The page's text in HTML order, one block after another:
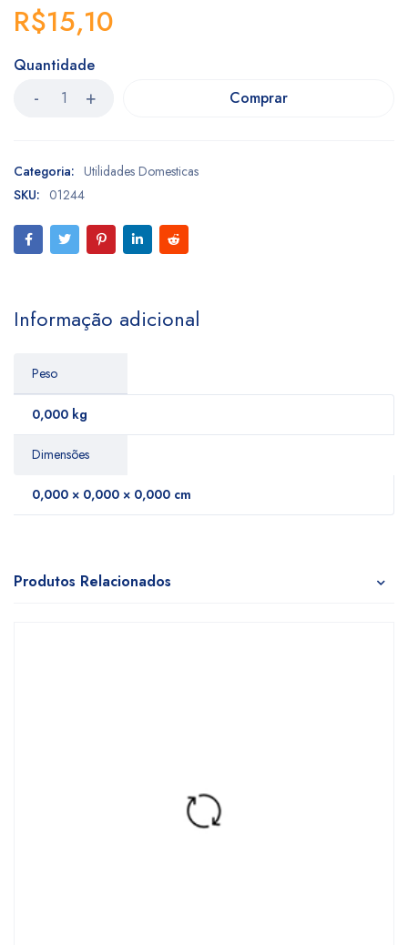
R$15,10
Quantidade
Comprar
Categoria: Utilidades Domesticas
SKU: 01244
Informação adicional
Peso
0,000 kg
Dimensões
0,000 × 0,000 × 0,000 cm
Produtos Relacionados